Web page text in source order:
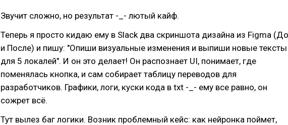
Звучит сложно, но результат -_- лютый кайф.
Теперь я просто кидаю ему в Slack два скриншота дизайна из Figma (До
и После) и пишу: "Опиши визуальные изменения и выпиши новые тексты
для 5 локалей". И он это делает! Он распознает UI, понимает, где
поменялась кнопка, и сам собирает таблицу переводов для
разработчиков. Графики, логи, куски кода в txt -_- ему все равно, он
сожрет всё.
Тут вылез баг логики. Возник проблемный кейс: как нейронка поймет,